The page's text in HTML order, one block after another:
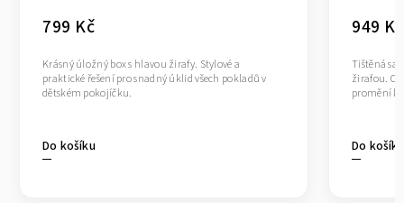
799 Kč
Do košíku
Krásný úložný box s hlavou žirafy. Stylové a
praktické řešení pro snadný úklid všech pokladů v
dětském pokojíčku.
949 Kč
Do košíku
Tištěná
žirafou.
promění